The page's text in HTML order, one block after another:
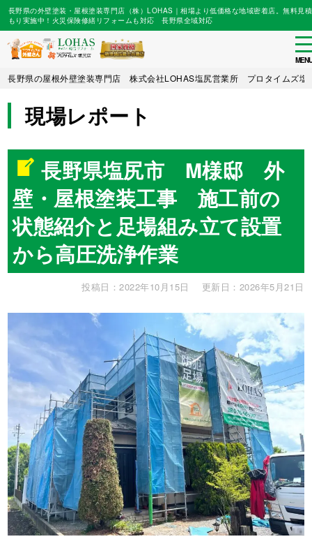
Skip
main
content
長野県の外壁塗装・屋根塗装専門店（株）LOHAS｜相場より低価格な地域密着店。無料見積
もり実施中！火災保険修繕リフォームも対応 長野県全域対応
長野県の屋根外壁塗装専門店 株式会社LOHAS塩尻営業所 プロタイムズ塩
現場レポート
長野県塩尻市 M様邸 外
壁・屋根塗装工事 施工前の
状態紹介と足場組み立て設置
から高圧洗浄作業
投稿日：2022年10月15日 更新日：2026年5月21日